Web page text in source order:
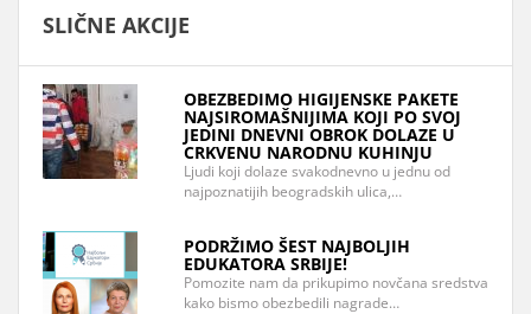
SLIČNE AKCIJE
OBEZBEDIMO HIGIJENSKE PAKETE
NAJSIROMAŠNIJIMA KOJI PO SVOJ
JEDINI DNEVNI OBROK DOLAZE U
CRKVENU NARODNU KUHINJU
Ljudi koji dolaze svakodnevno u jednu od
najpoznatijih beogradskih ulica,…
PODRŽIMO ŠEST NAJBOLJIH
EDUKATORA SRBIJE!
Pomozite nam da prikupimo novčana sredstva
kako bismo obezbedili nagrade…